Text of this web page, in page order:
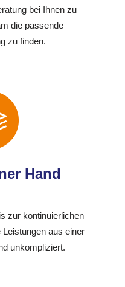
bei Ihnen zu
die passende
zu finden.
Hand
zur kontinuierlichen
Leistungen aus einer
unkompliziert.